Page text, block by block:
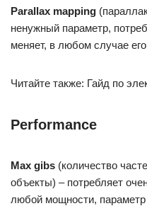
Parallax mapping
ненужный параметр,
меняет, в любом случае
Читайте также: Гайд по
Performance
Max gibs (количество
объекты) – потребляет
любой мощности,